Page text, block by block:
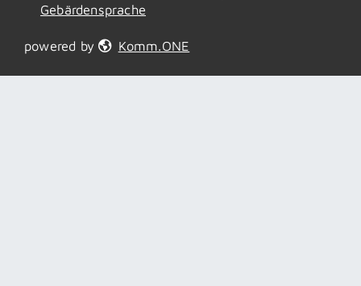
Gebärdensprache
powered by Komm.ONE